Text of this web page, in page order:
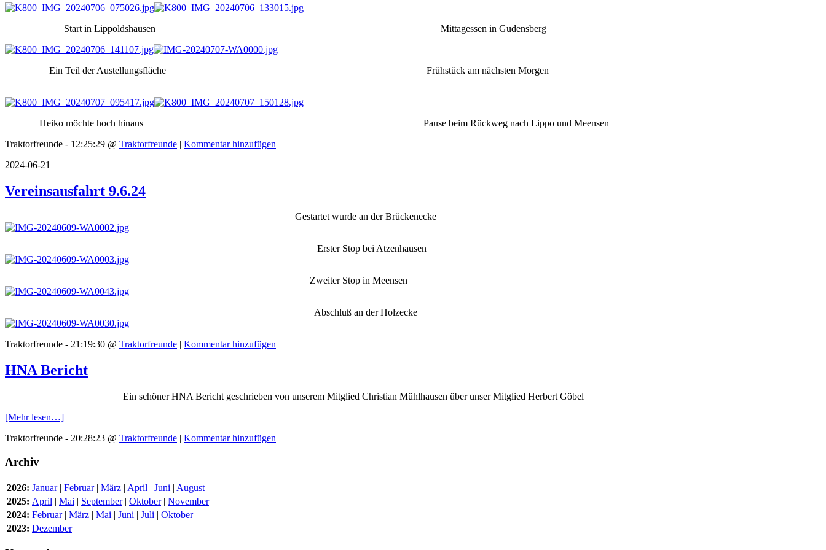
Start in Lippoldshausen Mittagessen in Gudensberg
Ein Teil der Austellungsfläche Frühstück am nächsten Morgen
Heiko möchte hoch hinaus Pause beim Rückweg nach Lippo und Meensen
Traktorfreunde - 12:25:29 @ Traktorfreunde | Kommentar hinzufügen
2024-06-21
Vereinsausfahrt 9.6.24
Gestartet wurde an der Brückenecke
Erster Stop bei Atzenhausen
Zweiter Stop in Meensen
Abschluß an der Holzecke
Traktorfreunde - 21:19:30 @ Traktorfreunde | Kommentar hinzufügen
HNA Bericht
Ein schöner HNA Bericht geschrieben von unserem Mitglied Christian Mühlhausen über unser Mitglied Herbert Göbel
[Mehr lesen…]
Traktorfreunde - 20:28:23 @ Traktorfreunde | Kommentar hinzufügen
Archiv
2026: Januar| Februar| März | April | Juni | August
2025: April | Mai | September| Oktober| November
2024: Februar| März | Mai | Juni | Juli | Oktober
2023: Dezember